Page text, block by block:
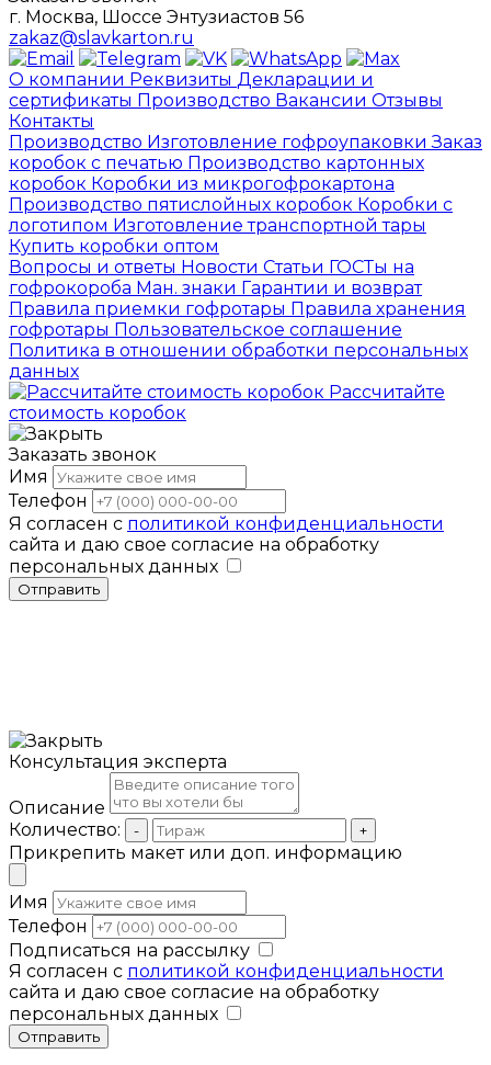
г. Москва, Шоссе Энтузиастов 56
zakaz@slavkarton.ru
О компании Реквизиты Декларации и
сертификаты Производство Вакансии Отзывы
Контакты
Производство Изготовление гофроупаковкиЗаказ
коробок с печатью Производство картонных
коробок Коробки из микрогофрокартона
Производство пятислойных коробок Коробки с
логотипом Изготовление транспортной тары
Купить коробки оптом
Вопросы и ответы Новости Статьи ГОСТы на
гофрокороба Ман. знаки Гарантии и возврат
Правила приемки гофротары Правила хранения
гофротары Пользовательское соглашение
Политика в отношении обработки персональных
данных
Рассчитайте
стоимость коробок
Заказать звонок
Имя
Телефон
Я согласен с политикой конфиденциальности
сайта и даю свое согласие на обработку
персональных данных
Отправить
Консультация эксперта
Описание
Количество:
- +
Прикрепить макет или доп. информацию
Имя
Телефон
Подписаться на рассылку
Я согласен с политикой конфиденциальности
сайта и даю свое согласие на обработку
персональных данных
Отправить